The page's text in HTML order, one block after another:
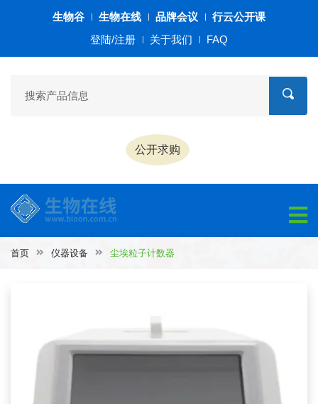
生物谷 生物在线 品牌会议
行云公开课
登陆/注册
关于我们 FAQ
公开求购
首页 仪器设备 尘埃粒子计数器